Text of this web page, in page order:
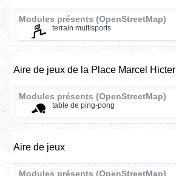
Modules présents (OpenStreetMap)
terrain multisports
Aire de jeux de la Place Marcel Hicter
Modules présents (OpenStreetMap)
table de ping-pong
Aire de jeux
Modules présents (OpenStreetMap)